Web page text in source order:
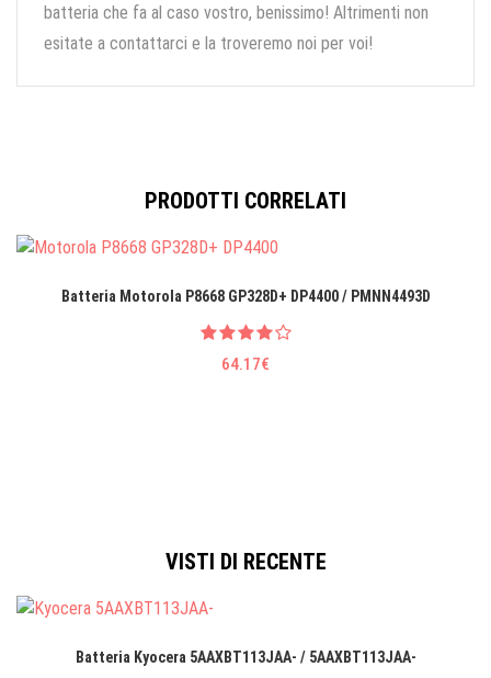
batteria che fa al caso vostro, benissimo! Altrimenti non
esitate a contattarci e la troveremo noi per voi!
PRODOTTI CORRELATI
Batteria Motorola P8668 GP328D+ DP4400 / PMNN4493D
64.17€
VISTI DI RECENTE
Batteria Kyocera 5AAXBT113JAA- / 5AAXBT113JAA-